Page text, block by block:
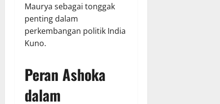
Maurya sebagai tonggak
penting dalam
perkembangan politik India
Kuno.
Peran Ashoka
dalam